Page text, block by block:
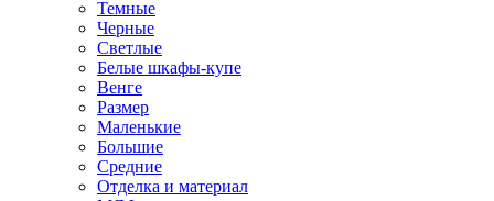
Темные
Черные
Светлые
Белые шкафы-купе
Венге
Размер
Маленькие
Большие
Средние
Отделка и материал